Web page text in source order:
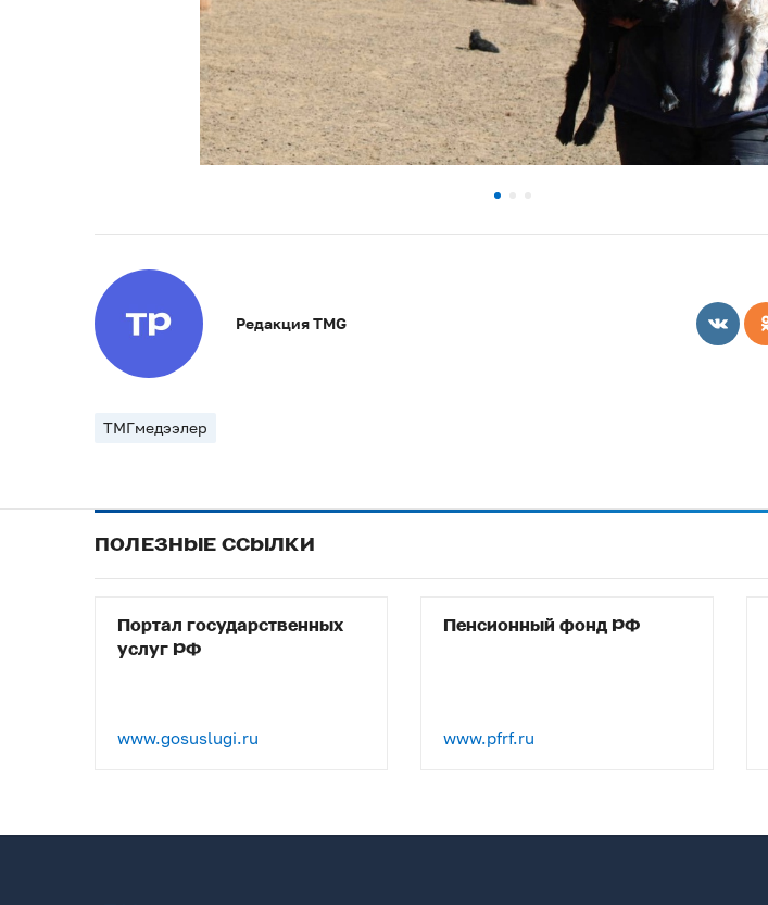
Редакция TMG
ТМГмедээлер
ПОЛЕЗНЫЕ ССЫЛКИ
Портал государственных
услуг РФ
www.gosuslugi.ru
Пенсионный фонд РФ
www.pfrf.ru